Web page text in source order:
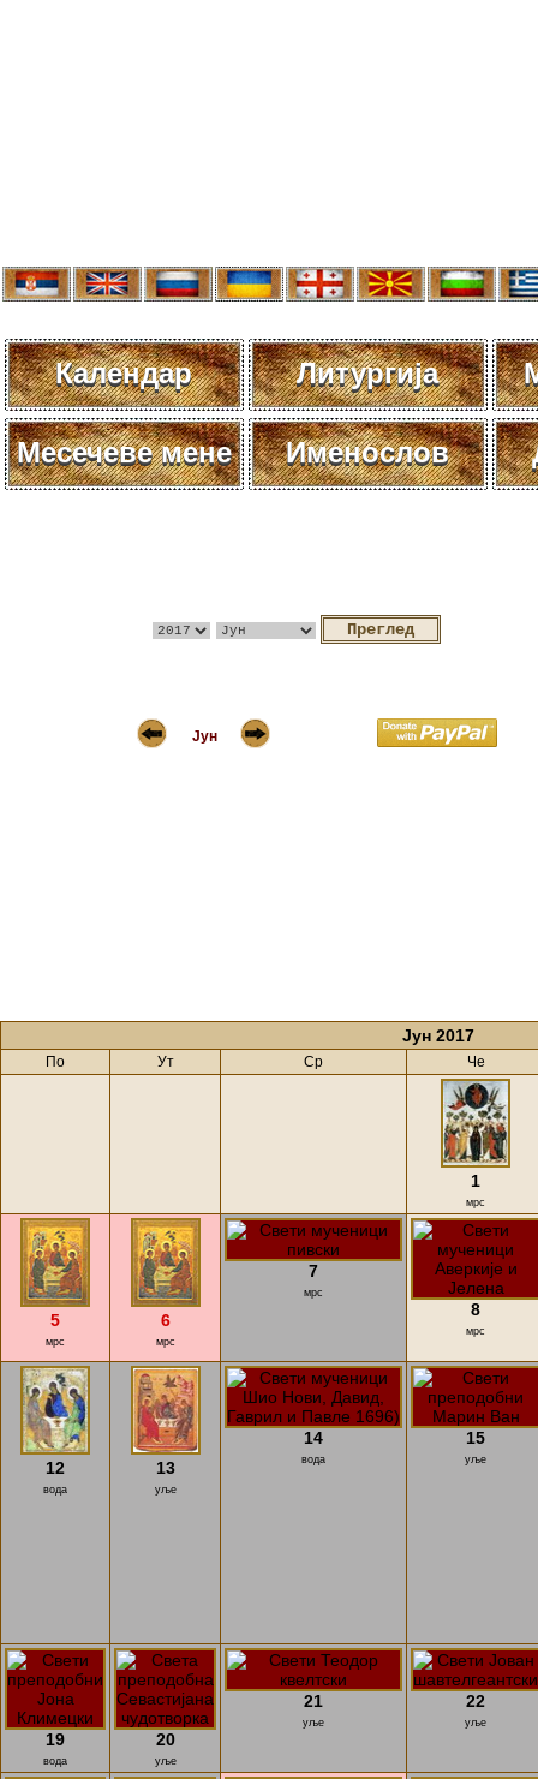
Календар Литургија
Месечеве мене Именослов
Јун
Јун 2017
По Ут Ср Че
1
мрс
5
мрс
6
мрс
7
мрс
8
мрс
12
вода
13
уље
14
вода
15
уље
19
вода
20
уље
21
уље
22
уље